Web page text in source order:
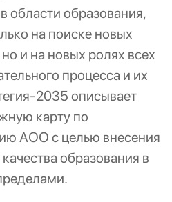
области образования,
на поиске новых
и на новых ролях всех
процесса и их
2035 описывает
карту по
АОО с целью внесения
образования в